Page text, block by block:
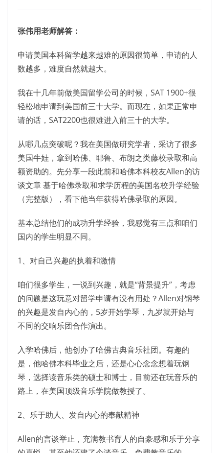
张伟用老师解答：
申请美国本科留学越来越难的原因很简单，申请的人
数越多，难度自然就越大。
我在十几年前做美国留学公司的时候，SAT 1900+很
轻松地申请到美国前三十大学。而现在，如果正常申
请的话，SAT2200也很难进入前三十的大学。
从哪几点突破呢？我在美国做研究学者，采访了很多
美国牛娃，拿到哈佛、耶鲁、布朗之类藤校录取和高
额资助的。先分享一段此前和哈佛本科校友Allen的访
谈文章 基于哈佛录取和求学历程的美国名校升学经验
（完整版），看下他当年获得哈佛录取的原因。
基本总结他们的成功升学经验，我感觉有三点和咱们
国内的学生明显不同。
1、对自己兴趣的执着和激情
咱们很多学生，一说到兴趣，就是“背景提升”，考虑
的问题是这玩意对留学申请有没有用处？Allen对钢琴
的兴趣是发自内心的，5岁开始学琴，九岁就开始与
不同的交响乐团合作演出。
入学哈佛后，他创办了哈佛古典音乐社团。有趣的
是，他哈佛本科毕业之后，还是心心念念想着玩钢
琴，选择读音乐类的硕士和博士，目前还在玩音乐的
路上，在美国顶级音乐学院做教授了。
2、乐于助人、发自内心的奉献精神
Allen的言谈举止，充满教书育人的自豪感和乐于分享